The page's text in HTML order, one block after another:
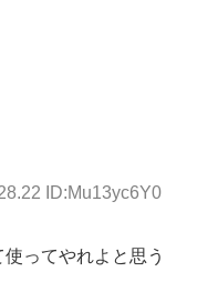
ID:Mu13yc6Y0
ってやれよと思う